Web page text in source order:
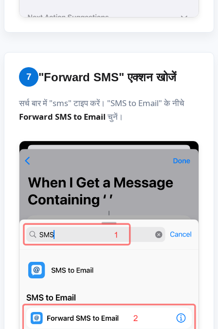
7 "Forward SMS" एक्शन खोजें
सर्च बार में "sms" टाइप करें। "SMS to Email" के नीचे
Forward SMS to Email चुनें।